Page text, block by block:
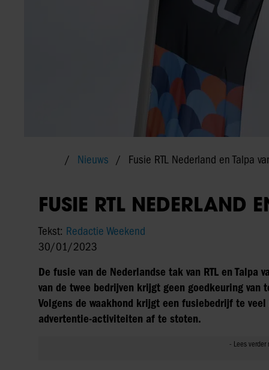
Nieuws Fusie RTL Nederland en Talpa
FUSIE RTL NEDERLAND
Tekst: Redactie Weekend
30/01/2023
De fusie van de Nederlandse tak van RTL en Talpa
van de twee bedrijven krijgt geen goedkeuring
Volgens de waakhond krijgt een fusiebedrijf te
advertentie-activiteiten af te stoten.